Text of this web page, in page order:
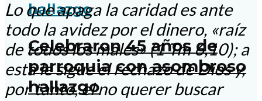
Celebraron 45 años de
parroquia con asombroso
hallazgo
Lo que apaga la caridad es ante
todo la avidez por el dinero, «raíz
de todos los males» (1 Tm 6,10); a
esta le sigue el rechazo de Dios y,
por tanto, el no querer buscar